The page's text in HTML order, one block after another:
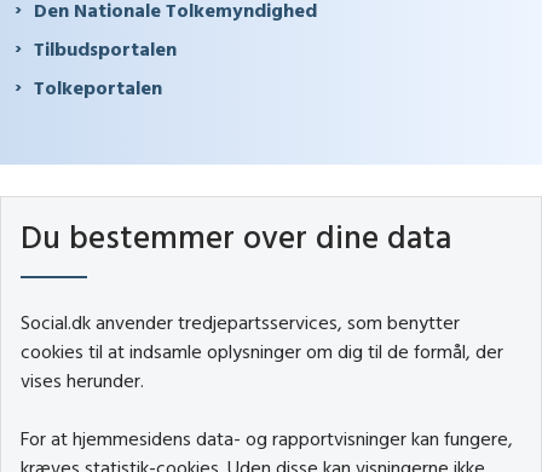
Den Nationale Tolkemyndighed
Tilbudsportalen
Tolkeportalen
Du bestemmer over dine data
Social.dk anvender tredjepartsservices, som benytter
cookies til at indsamle oplysninger om dig til de formål, der
vises herunder.
For at hjemmesidens data- og rapportvisninger kan fungere,